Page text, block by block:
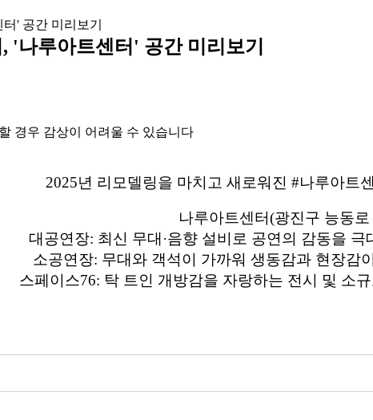
'나루아트센터' 공간 미리보기
경우 감상이 어려울 수 있습니다
2025년 리모델링을 마치고 새로워진 #나루아트
나루아트센터(광진구 능동로
대공연장: 최신 무대·음향 설비로 공연의 감동을
소공연장: 무대와 객석이 가까워 생동감과 현장감
스페이스76: 탁 트인 개방감을 자랑하는 전시 및 소